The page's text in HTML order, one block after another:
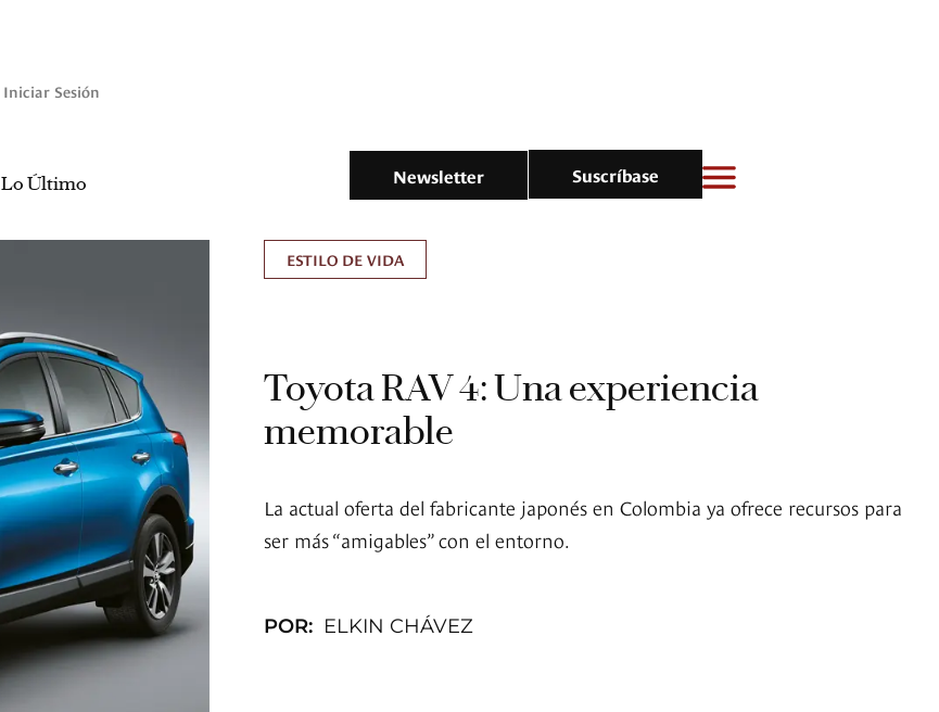
Iniciar Sesión
Lo Último Newsletter Suscríbase
ESTILO DE VIDA
Toyota RAV 4: Una experiencia
memorable
La actual oferta del fabricante japonés en Colombia ya ofrece recursos para
ser más “amigables” con el entorno.
POR: ELKIN CHÁVEZ